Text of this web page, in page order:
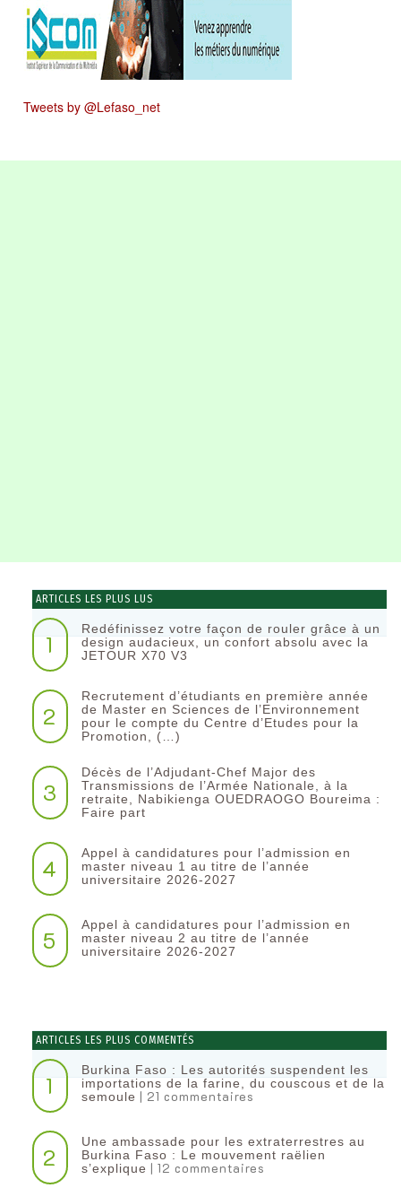
Tweets by @Lefaso_net
ARTICLES LES PLUS LUS
1
Redéfinissez votre façon de rouler grâce à un
design audacieux, un confort absolu avec la
JETOUR X70 V3
2
Recrutement d’étudiants en première année
de Master en Sciences de l’Environnement
pour le compte du Centre d’Etudes pour la
Promotion, (…)
3
Décès de l’Adjudant-Chef Major des
Transmissions de l’Armée Nationale, à la
retraite, Nabikienga OUEDRAOGO Boureima :
Faire part
4
Appel à candidatures pour l’admission en
master niveau 1 au titre de l’année
universitaire 2026-2027
5
Appel à candidatures pour l’admission en
master niveau 2 au titre de l’année
universitaire 2026-2027
ARTICLES LES PLUS COMMENTÉS
1
Burkina Faso : Les autorités suspendent les
importations de la farine, du couscous et de la
semoule | 21 commentaires
2
Une ambassade pour les extraterrestres au
Burkina Faso : Le mouvement raëlien
s’explique | 12 commentaires